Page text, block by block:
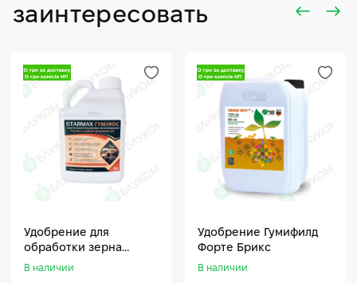
заинтересовать
Удобрение для
обработки зерна
Стармакс Гумифос
В наличии
Удобрение Гумифилд
Форте Брикс
В наличии